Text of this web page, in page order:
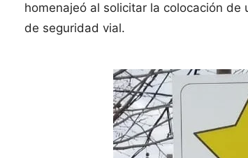
homenajeó al solicitar la colocación
de seguridad vial.